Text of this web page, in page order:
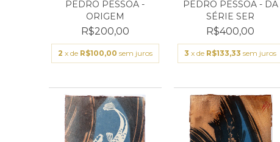
PEDRO PESSOA -
ORIGEM
R$200,00
2 x de R$100,00 sem juros
PEDRO PESSOA - DA
SÉRIE SER
R$400,00
3 x de R$133,33 sem juros